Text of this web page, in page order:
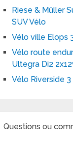
Riese & Müller
SUV Vélo
Vélo ville Elops
Vélo route
Ultegra Di2
Vélo Riverside
Questions ou